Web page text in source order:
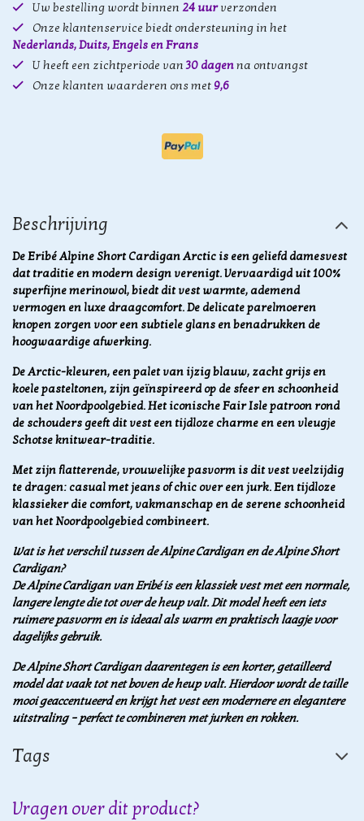
Uw bestelling wordt binnen 24 uurverzonden
Onze klantenservice biedt ondersteuning in het
Nederlands, Duits, Engels en Frans
U heeft een zichtperiode van30 dagenna ontvangst
Onze klanten waarderen ons met 9,6
Beschrijving
De Eribé Alpine Short Cardigan Arctic is een geliefd damesvest
dat traditie en modern design verenigt. Vervaardigd uit 100%
superfijne merinowol, biedt dit vest warmte, ademend
vermogen en luxe draagcomfort. De delicate parelmoeren
knopen zorgen voor een subtiele glans en benadrukken de
hoogwaardige afwerking.
De Arctic-kleuren, een palet van ijzig blauw, zacht grijs en
koele pasteltonen, zijn geïnspireerd op de sfeer en schoonheid
van het Noordpoolgebied. Het iconische Fair Isle patroon rond
de schouders geeft dit vest een tijdloze charme en een vleugje
Schotse knitwear-traditie.
Met zijn flatterende, vrouwelijke pasvorm is dit vest veelzijdig
te dragen: casual met jeans of chic over een jurk. Een tijdloze
klassieker die comfort, vakmanschap en de serene schoonheid
van het Noordpoolgebied combineert.
Wat is het verschil tussen de Alpine Cardigan en de Alpine Short
Cardigan?
De Alpine Cardigan van Eribé is een klassiek vest met een normale,
langere lengte die tot over de heup valt. Dit model heeft een iets
ruimere pasvorm en is ideaal als warm en praktisch laagje voor
dagelijks gebruik.
De Alpine Short Cardigan daarentegen is een korter, getailleerd
model dat vaak tot net boven de heup valt. Hierdoor wordt de taille
mooi geaccentueerd en krijgt het vest een modernere en elegantere
uitstraling – perfect te combineren met jurken en rokken.
Tags
Vragen over dit product?